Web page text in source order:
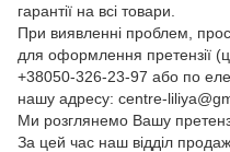
гарантії на всі товари.
При виявленні проблем,
для оформлення претензії
+38050-326-23-97 або по
нашу адресу: centre-
Ми розглянемо Вашу
За цей час наш відділ